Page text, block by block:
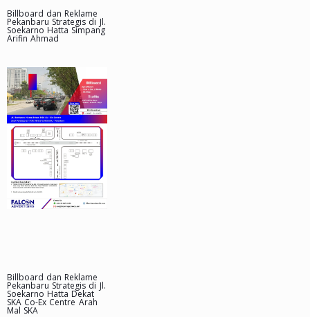
Billboard dan Reklame
Pekanbaru Strategis di Jl.
Soekarno Hatta Simpang
Arifin Ahmad
Billboard dan Reklame
Pekanbaru Strategis di Jl.
Soekarno Hatta Dekat
SKA Co-Ex Centre Arah
Mal SKA